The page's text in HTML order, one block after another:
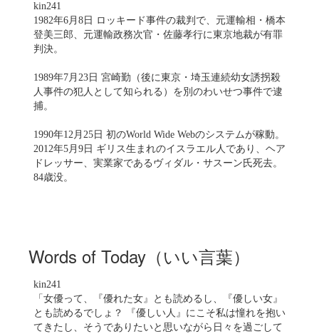
kin241
1982年6月8日 ロッキード事件の裁判で、元運輸相・橋本
登美三郎、元運輸政務次官・佐藤孝行に東京地裁が有罪
判決。
1989年7月23日 宮崎勤（後に東京・埼玉連続幼女誘拐殺
人事件の犯人として知られる）を別のわいせつ事件で逮
捕。
1990年12月25日 初のWorld Wide Webのシステムが稼動。
2012年5月9日 ギリス生まれのイスラエル人であり、ヘア
ドレッサー、実業家であるヴィダル・サスーン氏死去。
84歳没。
Words of Today（いい言葉）
kin241
「女優って、『優れた女』とも読めるし、『優しい女』
とも読めるでしょ？ 『優しい人』にこそ私は憧れを抱い
てきたし、そうでありたいと思いながら日々を過ごして